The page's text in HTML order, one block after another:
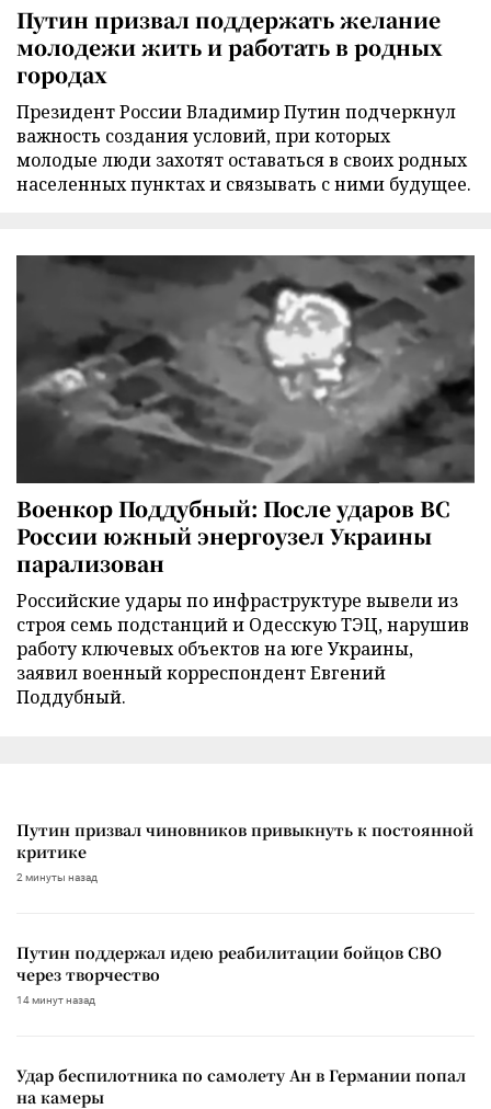
Путин призвал поддержать желание
молодежи жить и работать в родных
городах
Президент России Владимир Путин подчеркнул
важность создания условий, при которых
молодые люди захотят оставаться в своих родных
населенных пунктах и связывать с ними будущее.
Военкор Поддубный: После ударов ВС
России южный энергоузел Украины
парализован
Российские удары по инфраструктуре вывели из
строя семь подстанций и Одесскую ТЭЦ, нарушив
работу ключевых объектов на юге Украины,
заявил военный корреспондент Евгений
Поддубный.
Путин призвал чиновников привыкнуть к постоянной
критике
2 минуты назад
Путин поддержал идею реабилитации бойцов СВО
через творчество
14 минут назад
Удар беспилотника по самолету Ан в Германии попал
на камеры